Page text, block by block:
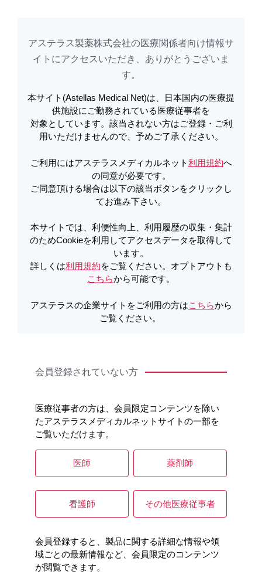
本日開催される「【8月7日（金）】札幌移植セミナー2026」を視聴されたい
こちら をクリックしてください
アステラスメディカルネットでは、利便性向上、利用履歴の収集・集計のた
Cookieを利用してアクセスデータを取得しています。詳しくは
ご覧ください。オプトアウトも
こちらから可能です。
本日開催される「【8月7日（金）】札幌移植セミナー2026」を視聴されたい
をクリックしてください
Cookieを利用してアクセスデータを取得しています。詳しくは利用規約
ご覧ください。オプトアウトもこちらから可能です。
インタビューフォーム | ビロイイン
タビューフォーム 第７版 | ビロイ
PDFをダウンロード
製品Q&A
アステラス製薬株式会社の医療関係者向け情報サ
イトに​アクセスいただき、ありがとうございま
す。​
本サイト(Astellas Medical Net)は、日本国内の医療提
供施設にご勤務されている医療従事者を
対象としています。該当されない方はご登録・ご利
用いただけませんので、予めご了承ください。
ご利用にはアステラスメディカルネット利用規約へ
の同意が必要です。
ご同意頂ける場合は以下の該当ボタンをクリックし
てお進み下さい。
本サイトでは、利便性向上、利用履歴の収集・集計
のためCookieを利用してアクセスデータを取得して
います。
詳しくは利用規約をご覧ください。オプトアウトも
こちらから可能です。
アステラスの企業サイトをご利用の方はこちらから
ご覧ください。
会員登録されていない方
医療従事者の方は、会員限定コンテンツを除い
たアステラスメディカルネットサイトの一部を
ご覧いただけます。
医師 薬剤師
看護師 その他医療従事者
会員登録すると、製品に関する詳細な情報や領
域ごとの最新情報など、会員限定のコンテンツ
が閲覧できます。